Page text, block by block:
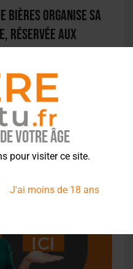
votre âge
pour visiter ce site.
J'ai moins de 18 ans
Bières organise sa
réservée aux